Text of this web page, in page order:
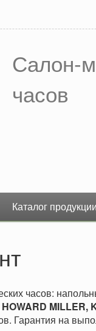
Салон-
часов
Каталог
часов:
MILLER,
Гарантия на